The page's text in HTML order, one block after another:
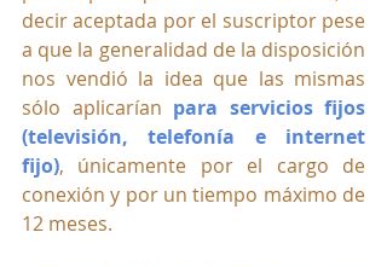
decir aceptada por el suscriptor pese
a que la generalidad de la disposición
nos vendió la idea que las mismas
sólo aplicarían para servicios fijos
(televisión, telefonía e internet
fijo), únicamente por el cargo de
conexión y por un tiempo máximo de
12 meses.